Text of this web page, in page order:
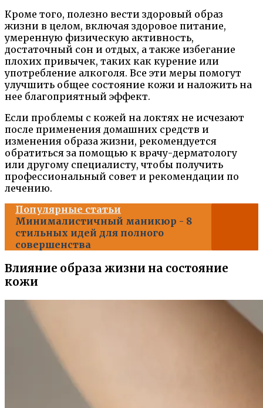
Кроме того, полезно вести здоровый образ
жизни в целом, включая здоровое питание,
умеренную физическую активность,
достаточный сон и отдых, а также избегание
плохих привычек, таких как курение или
употребление алкоголя. Все эти меры помогут
улучшить общее состояние кожи и наложить на
нее благоприятный эффект.
Если проблемы с кожей на локтях не исчезают
после применения домашних средств и
изменения образа жизни, рекомендуется
обратиться за помощью к врачу-дерматологу
или другому специалисту, чтобы получить
профессиональный совет и рекомендации по
лечению.
Популярные статьи
Минималистичный маникюр - 8
стильных идей для полного
совершенства
Влияние образа жизни на состояние
кожи